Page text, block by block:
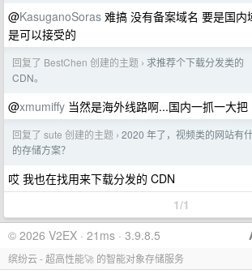
@KasuganoSoras 难搞 没有备案域名 要是国
是可以接受的
回复了 BestChen 创建的主题 › 求推荐个下载分发类的
CDN。
@xmumiffy 当然是海外线路啊...国内一抓一大把
回复了 sute 创建的主题 › 2020 年了，视频类的网站有
的存储方案？
哎 我也在找用来下载分发的 CDN
1/1
© 2026 V2EX · 21ms · 3.9.8.5
缤纷云 - 超高性能🚀 的智能对象存储服务